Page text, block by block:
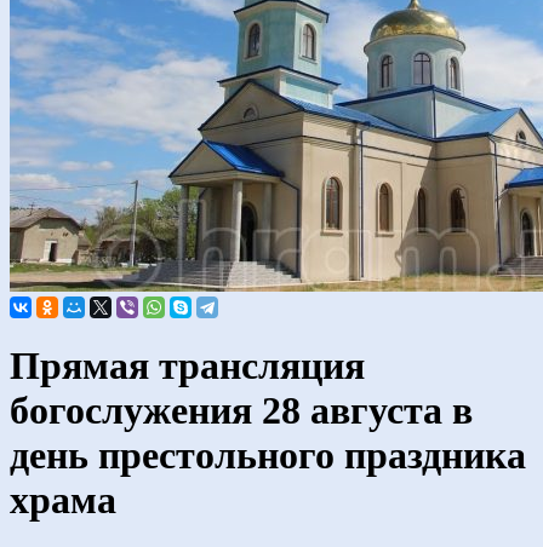
Прямая трансляция
богослужения 28 августа в
день престольного праздника
храма